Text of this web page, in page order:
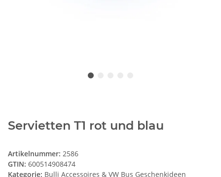
Servietten T1 rot und blau
Artikelnummer: 2586
GTIN: 600514908474
Kategorie: Bulli Accessoires & VW Bus Geschenkideen